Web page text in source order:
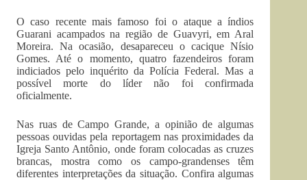
O caso recente mais famoso foi o ataque a índios
Guarani acampados na região de Guavyri, em Aral
Moreira. Na ocasião, desapareceu o cacique Nísio
Gomes. Até o momento, quatro fazendeiros foram
indiciados pelo inquérito da Polícia Federal. Mas a
possível morte do líder não foi confirmada
oficialmente.
Nas ruas de Campo Grande, a opinião de algumas
pessoas ouvidas pela reportagem nas proximidades da
Igreja Santo Antônio, onde foram colocadas as cruzes
brancas, mostra como os campo-grandenses têm
diferentes interpretações da situação. Confira algumas